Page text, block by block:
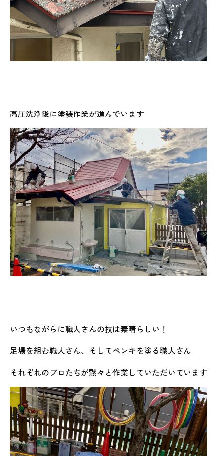
高圧洗浄後に塗装作業が進んでいます
いつもながらに職人さんの技は素晴らしい！
足場を組む職人さん、そしてペンキを塗る職人さん
それぞれのプロたちが黙々と作業していただいています